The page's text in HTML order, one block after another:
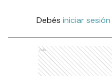
Debés iniciar sesión
Ads